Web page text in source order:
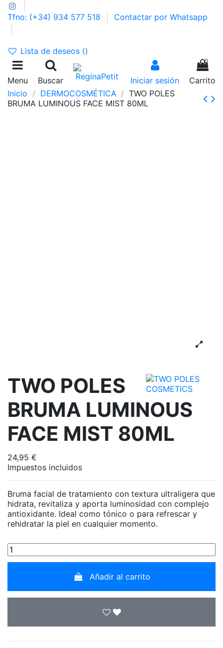
Tfno: (+34) 934 577 518 Contactar por Whatsapp
Lista de deseos ()
Menu Buscar Iniciar sesión
0
Carrito
Inicio
DERMOCOSMÉTICA
TWO POLES
BRUMA LUMINOUS FACE MIST 80ML
TWO POLES
BRUMA LUMINOUS
FACE MIST 80ML
24,95 €
Impuestos incluidos
Bruma facial de tratamiento con textura ultraligera que
hidrata, revitaliza y aporta luminosidad con complejo
antioxidante. Ideal como tónico o para refrescar y
rehidratar la piel en cualquier momento.
Añadir al carrito